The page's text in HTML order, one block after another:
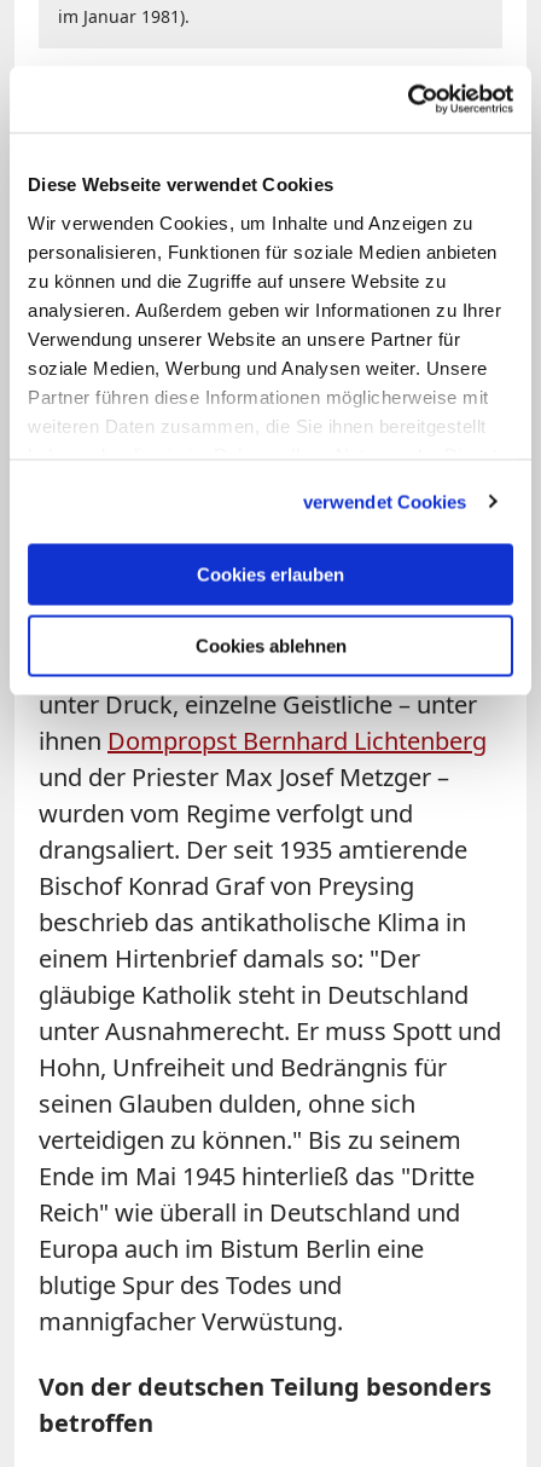
Diese Webseite verwendet Cookies
Wir verwenden Cookies, um Inhalte und Anzeigen zu
personalisieren, Funktionen für soziale Medien anbieten
zu können und die Zugriffe auf unsere Website zu
analysieren. Außerdem geben wir Informationen zu Ihrer
Verwendung unserer Website an unsere Partner für
soziale Medien, Werbung und Analysen weiter. Unsere
Partner führen diese Informationen möglicherweise mit
weiteren Daten zusammen, die Sie ihnen bereitgestellt
verwendet Cookies
Cookies erlauben
Cookies ablehnen
im Januar 1981).
Die tatsächliche Gründung des neuen
officii nostri". Die neue Diözese umfasste
153 Kirchengemeinden mit rund 530.000
Katholiken – davon allein 455.000 in der
Stadt Berlin –, in der Seelsorge waren
etwa 250 Diözesanpriester tätig. Erster
Bischof wurde Christian Schreiber, der
Es dauerte nicht lange, ehe das junge
stand. Denn während der NS-Zeit geriet
auch die katholische Kirche in Berlin
unter Druck, einzelne Geistliche – unter
ihnen Dompropst Bernhard Lichtenberg
und der Priester Max Josef Metzger –
wurden vom Regime verfolgt und
drangsaliert. Der seit 1935 amtierende
Bischof Konrad Graf von Preysing
beschrieb das antikatholische Klima in
einem Hirtenbrief damals so: "Der
gläubige Katholik steht in Deutschland
unter Ausnahmerecht. Er muss Spott und
Hohn, Unfreiheit und Bedrängnis für
seinen Glauben dulden, ohne sich
verteidigen zu können." Bis zu seinem
Ende im Mai 1945 hinterließ das "Dritte
Reich" wie überall in Deutschland und
Europa auch im Bistum Berlin eine
blutige Spur des Todes und
mannigfacher Verwüstung.
Von der deutschen Teilung besonders
betroffen